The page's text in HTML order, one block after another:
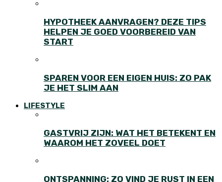
HYPOTHEEK AANVRAGEN? DEZE TIPS
HELPEN JE GOED VOORBEREID VAN
START
SPAREN VOOR EEN EIGEN HUIS: ZO PAK
JE HET SLIM AAN
LIFESTYLE
GASTVRIJ ZIJN: WAT HET BETEKENT EN
WAAROM HET ZOVEEL DOET
ONTSPANNING: ZO VIND JE RUST IN EEN